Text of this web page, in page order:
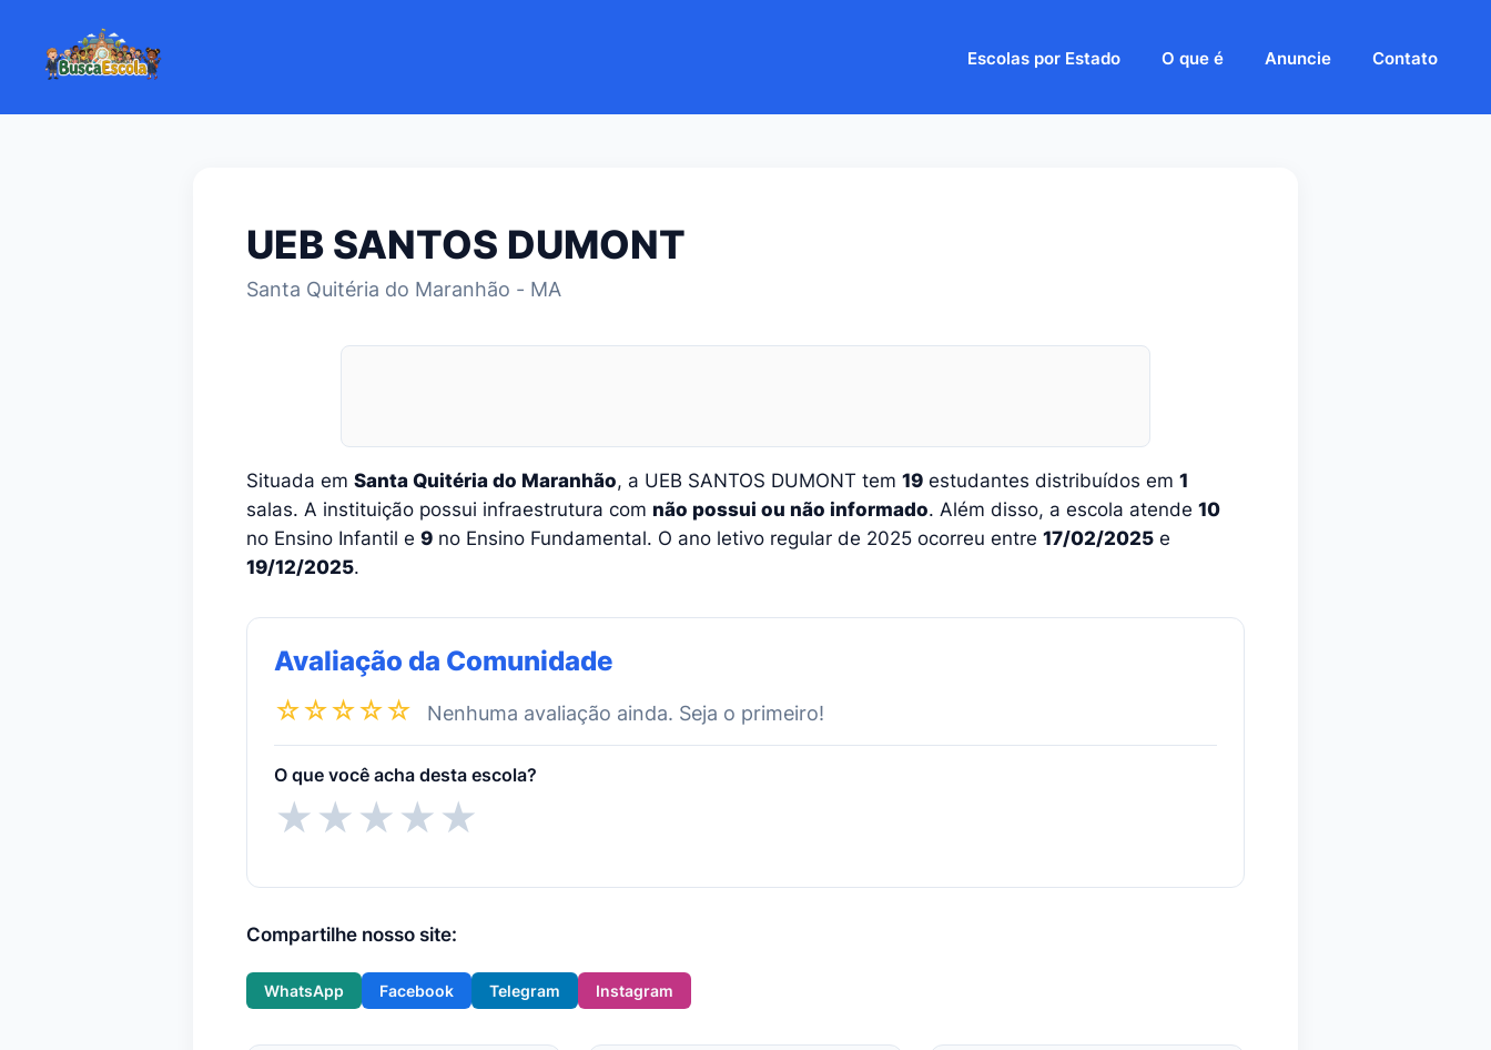
Escolas por Estado O que é Anuncie Contato
UEB SANTOS DUMONT
Santa Quitéria do Maranhão - MA
Situada em Santa Quitéria do Maranhão, a UEB SANTOS DUMONT tem 19 estudantes distribuídos em 1
salas. A instituição possui infraestrutura com não possui ou não informado. Além disso, a escola atende 10
no Ensino Infantil e 9 no Ensino Fundamental. O ano letivo regular de 2025 ocorreu entre 17/02/2025 e
19/12/2025.
Avaliação da Comunidade
☆☆☆☆☆
Nenhuma avaliação ainda. Seja o primeiro!
O que você acha desta escola?
★★★★★
Compartilhe nosso site:
WhatsApp Facebook Telegram Instagram